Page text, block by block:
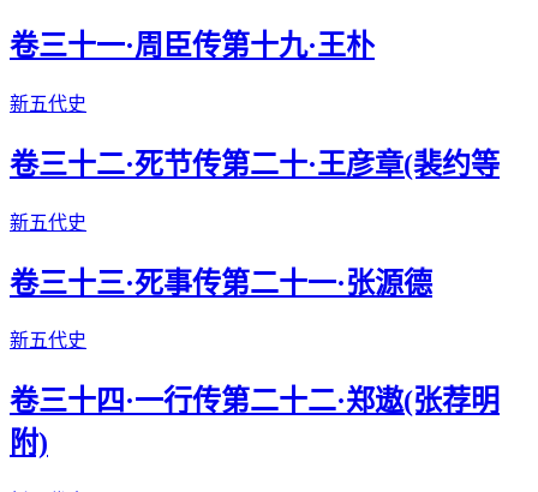
卷三十一·周臣传第十九·王朴
新五代史
卷三十二·死节传第二十·王彦章(裴约等
新五代史
卷三十三·死事传第二十一·张源德
新五代史
卷三十四·一行传第二十二·郑遨(张荐明
附)